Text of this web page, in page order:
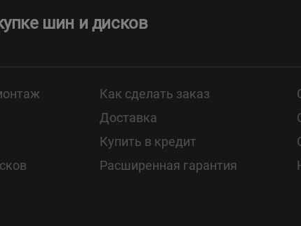
шин и дисков
Как сделать заказ
Доставка
Купить в кредит
Расширенная гарантия